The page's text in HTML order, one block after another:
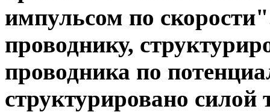
импульсом по
проводнику,
проводника по
структурировано